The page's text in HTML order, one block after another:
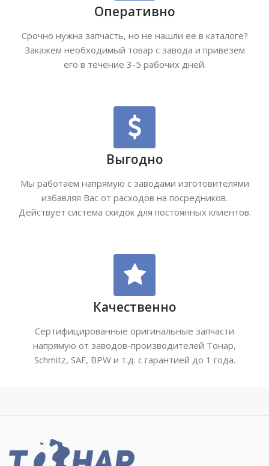
Оперативно
Срочно нужна запчасть, но не нашли ее в каталоге?
Закажем необходимый товар с завода и привезем
его в течение 3-5 рабочих дней.
Выгодно
Мы работаем напрямую с заводами изготовителями
избавляя Вас от расходов на посредников.
Действует система скидок для постоянных клиентов.
Качественно
Сертифицированные оригинальные запчасти
напрямую от заводов-производителей Тонар,
Schmitz, SAF, BPW и т.д. с гарантией до 1 года.